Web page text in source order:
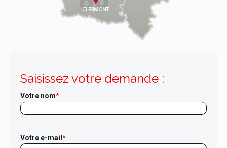
Saisissez votre demande :
Votre nom*
Votre e-mail *